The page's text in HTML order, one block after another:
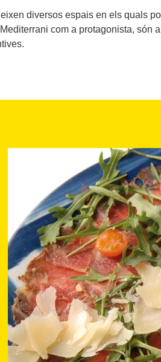
diversos espais en els quals
com a protagonista, són